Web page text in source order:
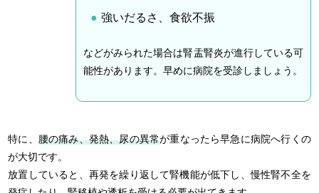
強いだるさ、食欲不振
などがみられた場合は腎盂腎炎が進行している可
能性があります。早めに病院を受診しましょう。
特に、 腰の痛み、発熱、尿の異常が重なったら早急に病院へ行くの
が大切です。
放置していると、再発を繰り返して腎機能が低下し、慢性腎不全を